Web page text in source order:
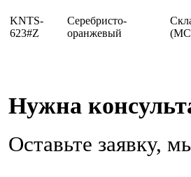
KNTS-
623#Z
Серебристо-
оранжевый
Нужна
Оставьте заявку,